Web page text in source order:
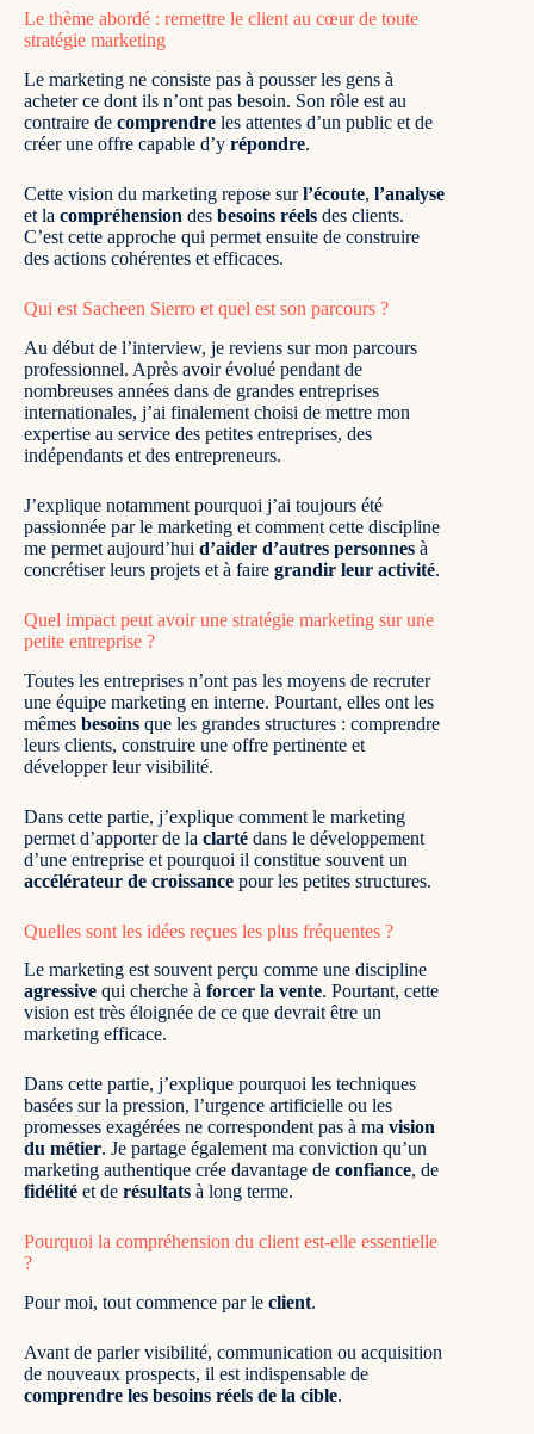
Le thème abordé : remettre le client au cœur de toute
stratégie marketing
Le marketing ne consiste pas à pousser les gens à
acheter ce dont ils n’ont pas besoin. Son rôle est au
contraire de comprendre les attentes d’un public et de
créer une offre capable d’y répondre.
Cette vision du marketing repose surl’écoute, l’analyse
et la compréhension des besoins réels des clients.
C’est cette approche qui permet ensuite de construire
des actions cohérentes et efficaces.
Qui est Sacheen Sierro et quel est son parcours ?
Au début de l’interview, je reviens sur mon parcours
professionnel. Après avoir évolué pendant de
nombreuses années dans de grandes entreprises
internationales, j’ai finalement choisi de mettre mon
expertise au service des petites entreprises, des
indépendants et des entrepreneurs.
J’explique notamment pourquoi j’ai toujours été
passionnée par le marketing et comment cette discipline
me permet aujourd’hui d’aider d’autres personnes à
concrétiser leurs projets et à faire grandir leur activité.
Quel impact peut avoir une stratégie marketing sur une
petite entreprise ?
Toutes les entreprises n’ont pas les moyens de recruter
une équipe marketing en interne. Pourtant, elles ont les
mêmes besoins que les grandes structures : comprendre
leurs clients, construire une offre pertinente et
développer leur visibilité.
Dans cette partie, j’explique comment le marketing
permet d’apporter de la clarté dans le développement
d’une entreprise et pourquoi il constitue souvent un
accélérateur de croissance pour les petites structures.
Quelles sont les idées reçues les plus fréquentes ?
Le marketing est souvent perçu comme une discipline
agressive qui cherche à forcer la vente. Pourtant, cette
vision est très éloignée de ce que devrait être un
marketing efficace.
Dans cette partie, j’explique pourquoi les techniques
basées sur la pression, l’urgence artificielle ou les
promesses exagérées ne correspondent pas à ma vision
du métier. Je partage également ma conviction qu’un
marketing authentique crée davantage de confiance, de
fidélité et de résultats à long terme.
Pourquoi la compréhension du client est-elle essentielle
?
Pour moi, tout commence par le client.
Avant de parler visibilité, communication ou acquisition
de nouveaux prospects, il est indispensable de
comprendre les besoins réels de la cible.